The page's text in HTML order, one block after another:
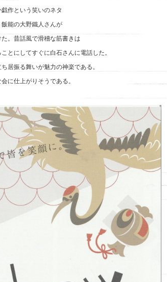
作という笑いのネタ
能の大野鐵人さんが
。昔話風で滑稽な筋書きは
とにしてすぐに白石さんに電話した。
居振る舞いが魅力の神楽である。
に仕上がりそうである。